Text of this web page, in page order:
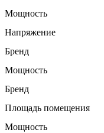
Мощность
Напряжение
Бренд
Мощность
Бренд
Площадь помещения
Мощность